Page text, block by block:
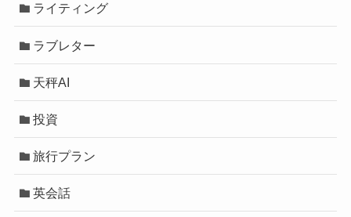
ライティング
ラブレター
天秤AI
投資
旅行プラン
英会話